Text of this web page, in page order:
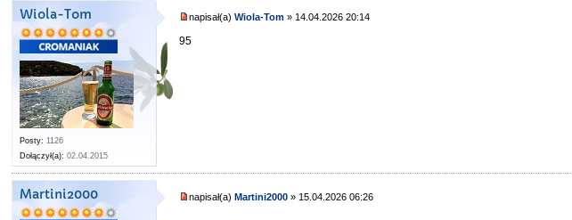
Wiola-Tom
Posty: 1126
Dołączył(a): 02.04.2015
napisał(a)Wiola-Tom » 14.04.2026 20:14
95
Martini2000 napisał(a)Martini2000 » 15.04.2026 06:26